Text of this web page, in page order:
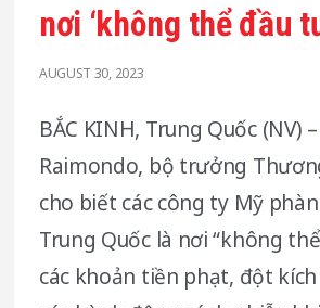
nơi ‘không thể đầu
AUGUST 30, 2023
BẮC KINH, Trung Quốc (NV)
Raimondo, bộ trưởng
cho biết các công ty Mỹ
Trung Quốc là nơi “không
các khoản tiền phạt, đột